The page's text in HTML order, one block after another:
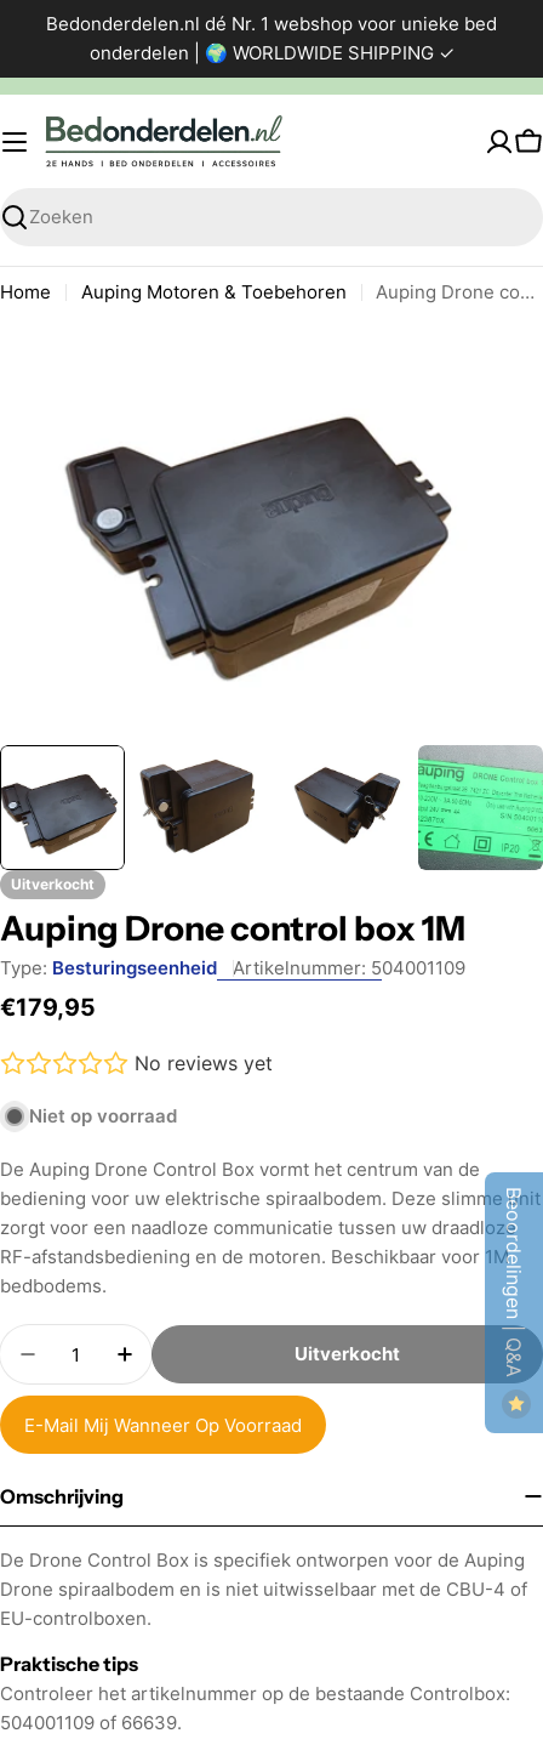
de
inhoud
Bedonderdelen.nl dé Nr. 1 webshop voor unieke bed
onderdelen | 🌍 WORLDWIDE SHIPPING ✓
Zoeken
Home Auping Motoren & Toebehoren
Auping Drone control box 1M
0 zichtbaar in de afbeeldingen
Uitverkocht
Auping Drone control box 1M
Type: Besturingseenheid Artikelnummer: 504001109
Normale
€179,95
No reviews yet
Niet op voorraad
De Auping Drone Control Box vormt het centrum van de
bediening voor uw elektrische spiraalbodem. Deze slimme unit
zorgt voor een naadloze communicatie tussen uw draadloze
RF-afstandsbediening en de motoren. Beschikbaar voor 1M
bedbodems.
Aantal
Hoeveelheid Verminderen Voor Auping Drone
Verhoog Aantal Voor Auping Drone
Uitverkocht
E-Mail Mij Wanneer Op Voorraad
Omschrijving
De Drone Control Box is specifiek ontworpen voor de Auping
Drone spiraalbodem en is niet uitwisselbaar met de CBU-4 of
EU-controlboxen.
Praktische tips
Controleer het artikelnummer op de bestaande Controlbox:
504001109 of 66639.
Beoordelingen | Q&A